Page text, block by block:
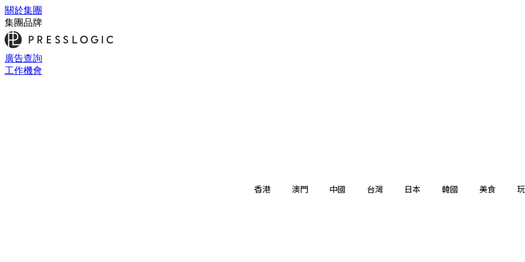
關於集團
集團品牌
廣告查詢
工作機會
香港 澳門 中國 台灣 日本 韓國 美食